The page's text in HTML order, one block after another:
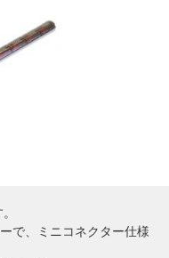
で、ミニコネクター仕様